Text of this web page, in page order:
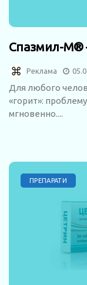
Спазмил-М®
Реклама
Для любого
«горит»:
мгновенно....
ПРЕПАРАТИ